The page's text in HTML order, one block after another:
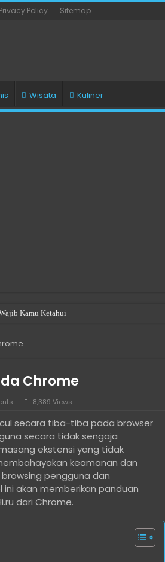
Privacy Policy Sitemap
Wisata Kuliner
Kamu Ketahui
Chrome
8,389 Views
secara tiba-tiba pada browser
secara tidak sengaja
ekstensi yang tidak
keamanan dan
pengguna dan
ini akan memberikan panduan
dari Chrome.